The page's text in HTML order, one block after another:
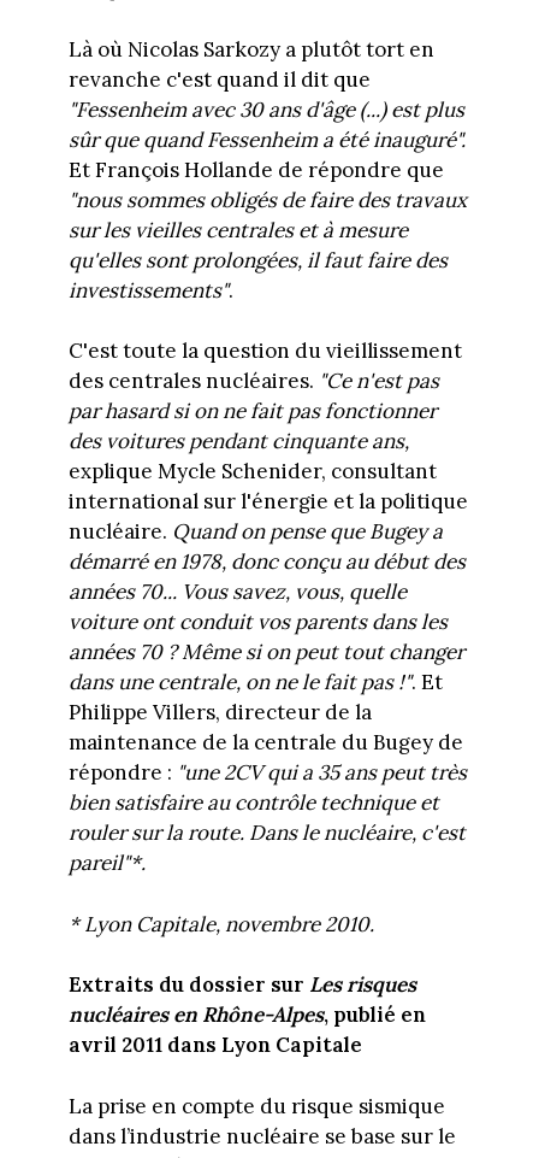
Là où Nicolas Sarkozy a plutôt tort en
revanche c'est quand il dit que
"Fessenheim avec 30 ans d'âge (...) est plus
sûr que quand Fessenheim a été inauguré".
Et François Hollande de répondre que
"nous sommes obligés de faire des travaux
sur les vieilles centrales et à mesure
qu'elles sont prolongées, il faut faire des
investissements".
C'est toute la question du vieillissement
des centrales nucléaires. "Ce n'est pas
par hasard si on ne fait pas fonctionner
des voitures pendant cinquante ans,
explique Mycle Schenider, consultant
international sur l'énergie et la politique
nucléaire. Quand on pense que Bugey a
démarré en 1978, donc conçu au début des
années 70... Vous savez, vous, quelle
voiture ont conduit vos parents dans les
années 70 ? Même si on peut tout changer
dans une centrale, on ne le fait pas !". Et
Philippe Villers, directeur de la
maintenance de la centrale du Bugey de
répondre : "une 2CV qui a 35 ans peut très
bien satisfaire au contrôle technique et
rouler sur la route. Dans le nucléaire, c'est
pareil"*.
* Lyon Capitale, novembre 2010.
Extraits du dossier sur Les risques
nucléaires en Rhône-Alpes, publié en
avril 2011 dans Lyon Capitale
La prise en compte du risque sismique
dans l’industrie nucléaire se base sur le